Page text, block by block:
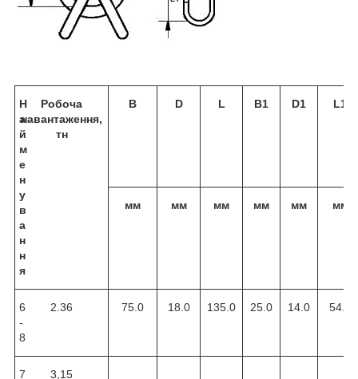
Н
а
й
м
е
н
у
в
а
н
н
я
Робоча
навантаження,
тн
B D L B1 D1 L1
мм мм мм мм мм мм
6
-
8
2.36 75.0 18.0 135.0 25.0 14.0 54.0
7 3,15